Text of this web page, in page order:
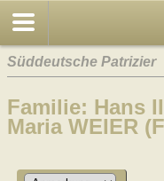
Süddeutsche Patrizier
Familie: Hans
Maria WEIER